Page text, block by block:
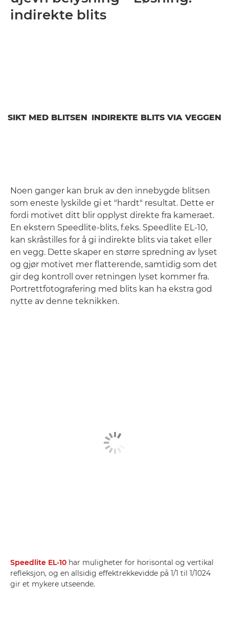
indirekte blits
SIKT MED BLITSEN INDIREKTE BLITS VIA VEGGEN
Noen ganger kan bruk av den innebygde blitsen
som eneste lyskilde gi et "hardt" resultat. Dette er
fordi motivet ditt blir opplyst direkte fra kameraet.
En ekstern Speedlite-blits, f.eks. Speedlite EL-10,
kan skråstilles for å gi indirekte blits via taket eller
en vegg. Dette skaper en større spredning av lyset
og gjør motivet mer flatterende, samtidig som det
gir deg kontroll over retningen lyset kommer fra.
Portrettfotografering med blits kan ha ekstra god
nytte av denne teknikken.
Speedlite EL-10 har muligheter for horisontal og vertikal
refleksjon, og en allsidig effektrekkevidde på 1/1 til 1/1024
gir et mykere utseende.